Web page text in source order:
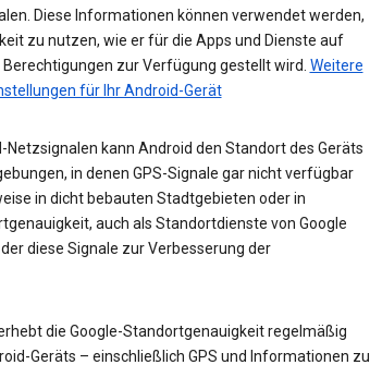
Diese Informationen können verwendet werden,
zu nutzen, wie er für die Apps und Dienste auf
zur Verfügung gestellt wird. Weitere
für Ihr Android-Gerät
kann Android den Standort des Geräts
in denen GPS-Signale gar nicht verfügbar
in dicht bebauten Stadtgebieten oder in
auch als Standortdienste von Google
diese Signale zur Verbesserung der
die Google-Standortgenauigkeit regelmäßig
Geräts – einschließlich GPS und Informationen zu